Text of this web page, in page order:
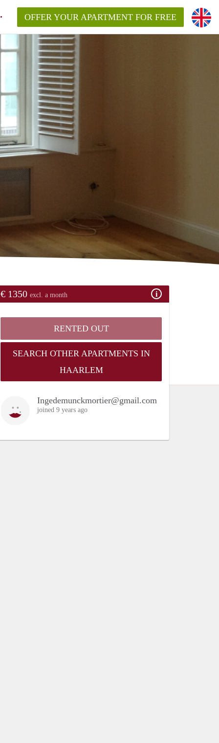
OFFER YOUR APARTMENT FOR FREE
€ 1350 excl. a month
RENTED OUT
SEARCH OTHER APARTMENTS IN
HAARLEM
Ingedemunckmortier@gmail.com
joined 9 years ago